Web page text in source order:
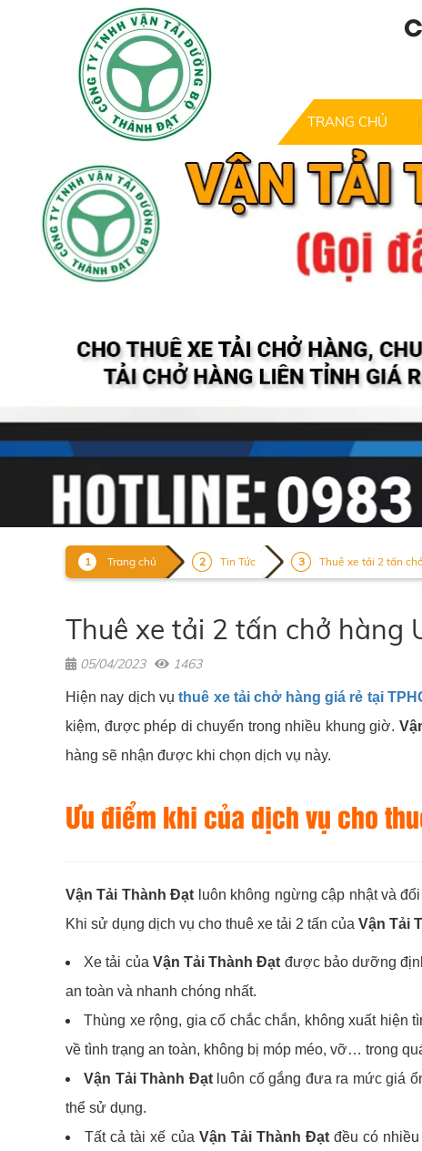
TRANG CHỦ
Trang chủ Tin Tức Thuê xe tải 2 tấn
Thuê xe tải 2 tấn chở hàng
05/04/2023 1463
Hiện nay dịch vụthuê xe tải chở hàng giá rẻ tại
kiệm, được phép di chuyển trong nhiều khung giờ.
hàng sẽ nhận được khi chọn dịch vụ này.
Ưu điểm khi của dịch vụ cho
Vận Tải Thành Đạt luôn không ngừng cập nhật và
Khi sử dụng dịch vụ cho thuê xe tải 2 tấn của Vận Tải
Xe tải của Vận Tải Thành Đạt được bảo dưỡng
an toàn và nhanh chóng nhất.
Thùng xe rộng, gia cố chắc chắn, không xuất hiện
về tình trạng an toàn, không bị móp méo, vỡ… trong
Vận Tải Thành Đạtluôn cố gắng đưa ra mức giá
thể sử dụng.
Tất cả tài xế của Vận Tải Thành Đạt đều có